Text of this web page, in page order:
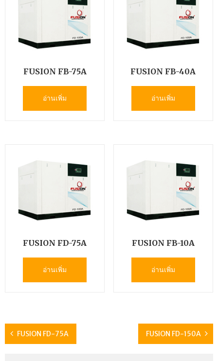
FUSION FB-75A
อ่านเพิ่ม
FUSION FB-40A
อ่านเพิ่ม
FUSION FD-75A
อ่านเพิ่ม
FUSION FB-10A
อ่านเพิ่ม
FUSION FD-75A FUSION FD-150A